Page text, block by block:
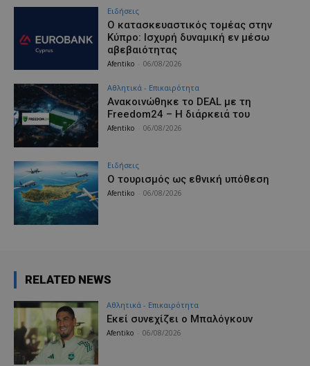
Ειδήσεις
Ο κατασκευαστικός τομέας στην
Κύπρο: Ισχυρή δυναμική εν μέσω
αβεβαιότητας
Afentiko 06/08/2026
Αθλητικά - Επικαιρότητα
Ανακοινώθηκε το DEAL με τη
Freedom24 – Η διάρκειά του
Afentiko 06/08/2026
Ειδήσεις
Ο τουρισμός ως εθνική υπόθεση
Afentiko 06/08/2026
RELATED NEWS
Αθλητικά - Επικαιρότητα
Εκεί συνεχίζει ο Μπαλόγκουν
Afentiko 06/08/2026